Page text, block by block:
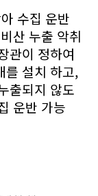
수집 운반
산 누출 악취
관이 정하여
를 설치 하고,
출되지 않도
운반 가능